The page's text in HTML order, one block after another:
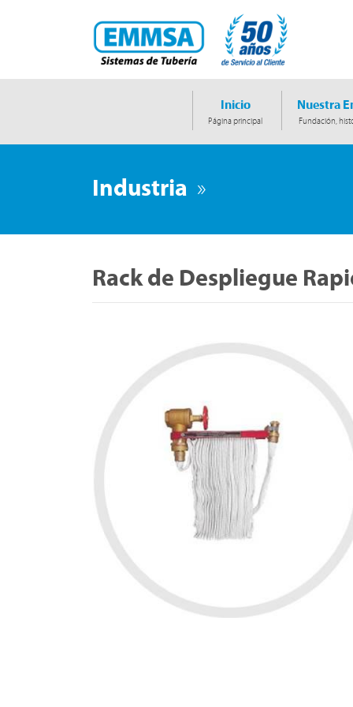
Inicio
Página principal
Nuestra
Fundación,
Industria »
Rack de Despliegue